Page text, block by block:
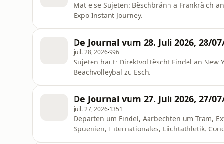
Mat eise Sujeten: Bëschbränn a Frankräich
Expo Instant Journey.
De Journal vum 28. Juli 2026, 28/
juil. 28, 2026996
Sujeten haut: Direktvol tëscht Findel an New
Beachvolleybal zu Esch.
De Journal vum 27. Juli 2026, 27/
juil. 27, 2026 1351
Departen um Findel, Aarbechten um Tram,
Spuenien, Internationales, Liichtathletik,